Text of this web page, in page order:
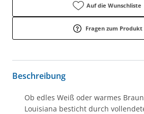
Auf die Wunschliste
Fragen zum Produkt
Beschreibung
Ob edles Weiß oder warmes
Louisiana besticht durch